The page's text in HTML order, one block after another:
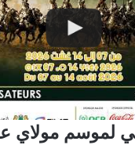
لموسم مولاي